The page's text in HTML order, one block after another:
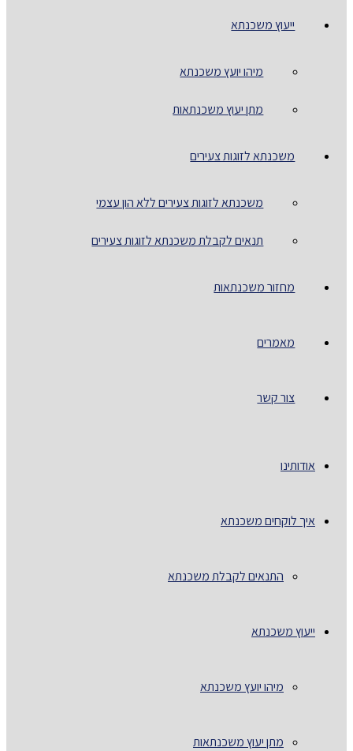
ייעוץ משכנתא
מיהו יועץ משכנתא
מתן יעוץ משכנתאות
משכנתא לזוגות צעירים
משכנתא לזוגות צעירים ללא הון עצמי
תנאים לקבלת משכנתא לזוגות צעירים
מחזור משכנתאות
מאמרים
צור קשר
אודותינו
איך לוקחים משכנתא
התנאים לקבלת משכנתא
ייעוץ משכנתא
מיהו יועץ משכנתא
מתן יעוץ משכנתאות